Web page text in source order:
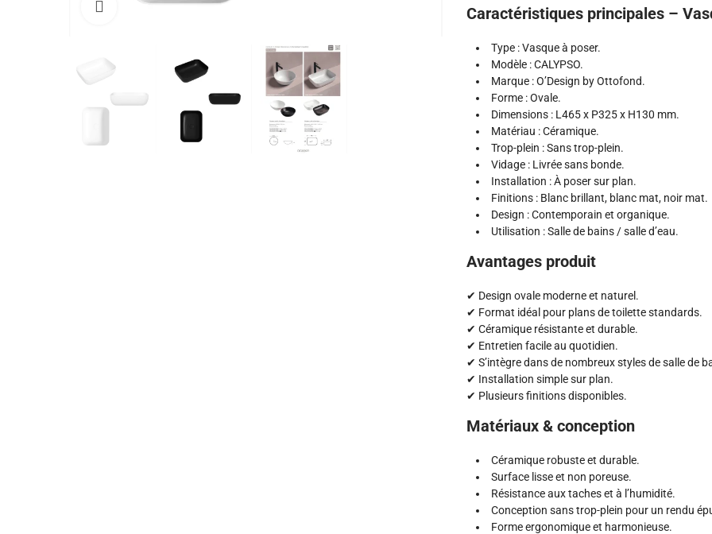
Cliquez pour agrandir Caractéristiques principales –
Type : Vasque à poser.
Modèle : CALYPSO.
Marque : O’Design by Ottofond.
Forme : Ovale.
Dimensions : L465 x P325 x H130 mm.
Matériau : Céramique.
Trop-plein : Sans trop-plein.
Vidage : Livrée sans bonde.
Installation : À poser sur plan.
Finitions : Blanc brillant, blanc mat, noir mat.
Design : Contemporain et organique.
Utilisation : Salle de bains / salle d’eau.
Avantages produit
✔ Design ovale moderne et naturel.
✔ Format idéal pour plans de toilette standards.
✔ Céramique résistante et durable.
✔ Entretien facile au quotidien.
✔ S’intègre dans de nombreux styles de salle de
✔ Installation simple sur plan.
✔ Plusieurs finitions disponibles.
Matériaux & conception
Céramique robuste et durable.
Surface lisse et non poreuse.
Résistance aux taches et à l’humidité.
Conception sans trop-plein pour un rendu
Forme ergonomique et harmonieuse.